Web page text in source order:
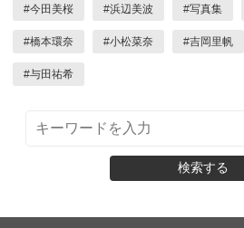
#今田美桜 #浜辺美波 #写真集
#橋本環奈 #小松菜奈 #吉岡里帆
#与田祐希
検索する